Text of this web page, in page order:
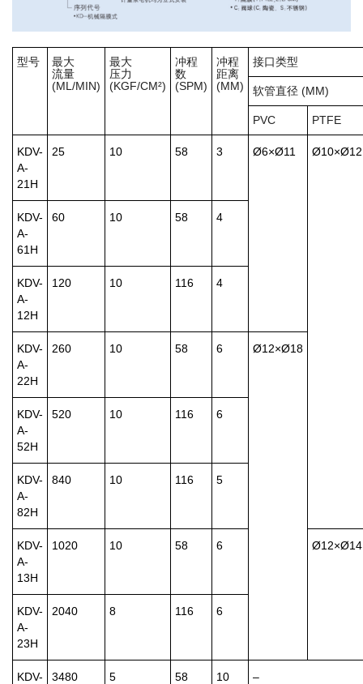
型号
最大
流量
(ML/MIN)
最大
压力
(KGF/CM²)
冲程
数
(SPM)
冲程
距离
(MM)
接口类型
软管直径 (MM)
PVC PTFE
KDV-
A-
21H
25 10 58 3 Ø6×Ø11 Ø10×Ø12
KDV-
A-
61H
60 10 58 4
KDV-
A-
12H
120 10 116 4
KDV-
A-
22H
260 10 58 6 Ø12×Ø18
KDV-
A-
52H
520 10 116 6
KDV-
A-
82H
840 10 116 5
KDV-
A-
13H
1020 10 58 6 Ø12×Ø14
KDV-
A-
23H
2040 8 116 6
KDV-
3480 5 58 10 –